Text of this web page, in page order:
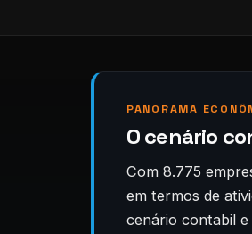
PANORAMA
O cenário
Com 8.775
em termos de
cenário contabil